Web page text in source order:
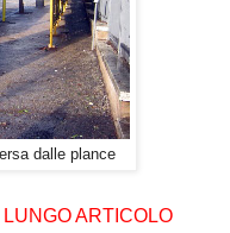
dalle plance
ARTICOLO